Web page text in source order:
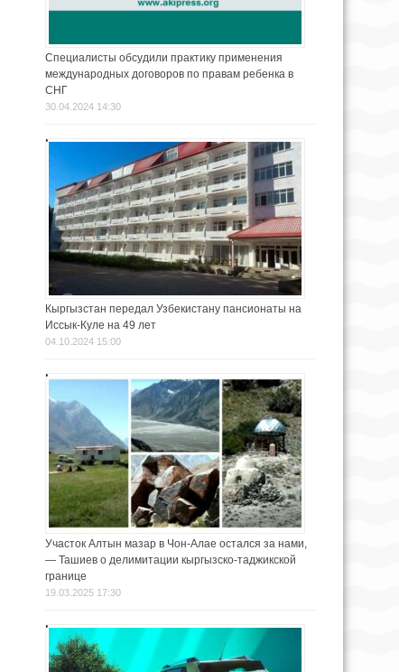
Специалисты обсудили практику применения
международных договоров по правам ребенка в
СНГ
30.04.2024 14:30
Кыргызстан передал Узбекистану пансионаты на
Иссык-Куле на 49 лет
04.10.2024 15:00
Участок Алтын мазар в Чон-Алае остался за нами,
— Ташиев о делимитации кыргызско-таджикской
границе
19.03.2025 17:30